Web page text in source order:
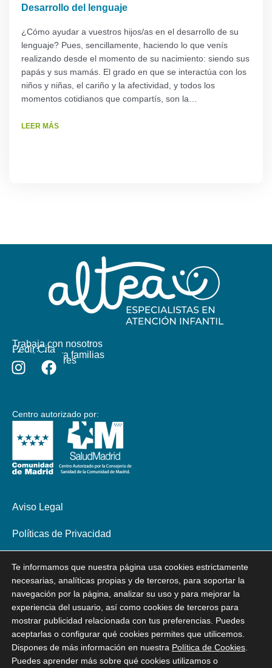
Desarrollo del lenguaje
¿Cómo ayudar a vuestros hijos/as en el desarrollo de su
lenguaje? Pues, sencillamente, haciendo lo que venís
realizando desde el momento de su nacimiento: siendo sus
papás y sus mamás. El grado en que se interactúa con los
niños y niñas, el cariño y la afectividad, y todos los
momentos cotidianos que compartís, son la…
LEER MÁS
Trabaja con nosotros
Pedir Cita
Material para familias
Colaboradores
Centro autorizado por:
Aviso Legal
Políticas de Privacidad
Declaración de Accesibilidad
Te informamos que nuestra página usa cookies estrictamente
necesarias, analíticas propias y de terceros, para soportar la
navegación por la página, analizar su uso y para mejorar la
experiencia del usuario, así como cookies de terceros para
mostrar publicidad relacionada con tus preferencias. Puedes
aceptarlas o configurar qué cookies permites que utilicemos.
Dispones de más información en nuestra Política de Cookies
Puedes aprender más sobre qué cookies utilizamos o